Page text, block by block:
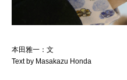
本田雅一：文
Text by Masakazu Honda